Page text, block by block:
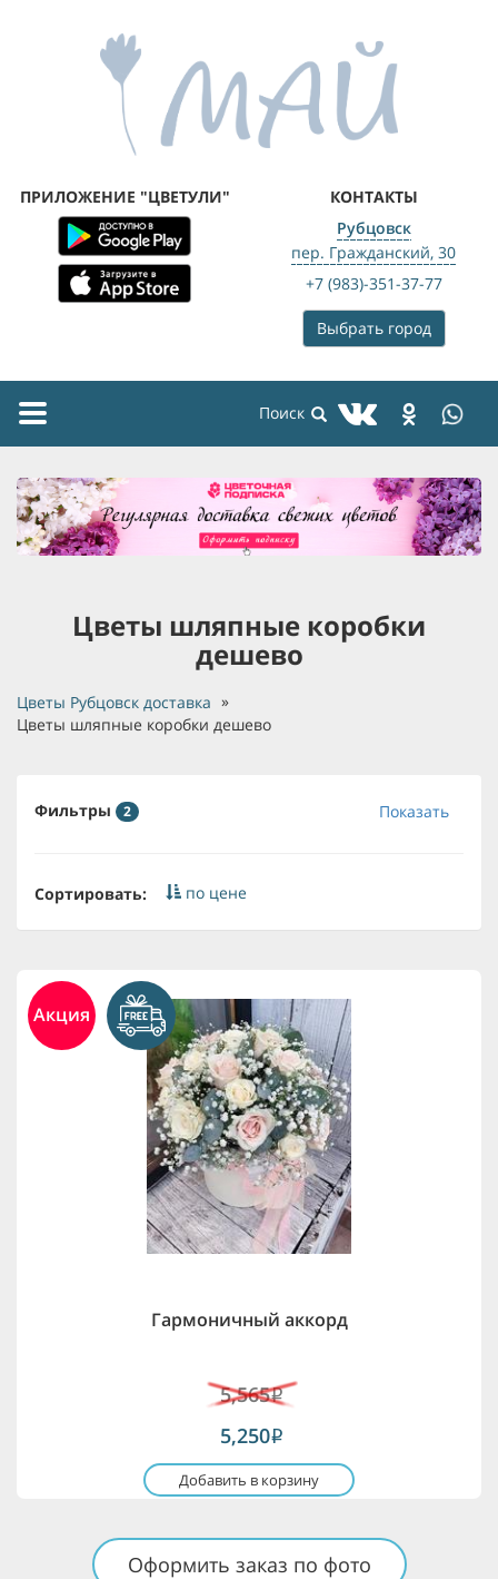
ПРИЛОЖЕНИЕ "ЦВЕТУЛИ"
КОНТАКТЫ
Рубцовск
пер. Гражданский, 30
+7 (983)-351-37-77
Выбрать город
Toggle
Цветы шляпные коробки
дешево
Цветы Рубцовск доставка
Цветы шляпные коробки дешево
Фильтры 2 Показать
Сортировать: по цене
Акция
Гармоничный аккорд
5,565i
5,250i
Добавить в корзину
Оформить заказ по фото